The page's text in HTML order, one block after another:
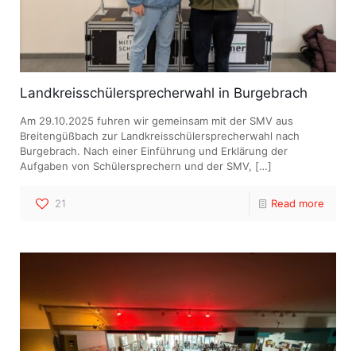
Landkreisschülersprecherwahl in Burgebrach
Am 29.10.2025 fuhren wir gemeinsam mit der SMV aus
Breitengüßbach zur Landkreisschülersprecherwahl nach
Burgebrach. Nach einer Einführung und Erklärung der
Aufgaben von Schülersprechern und der SMV, […]
21 Read more